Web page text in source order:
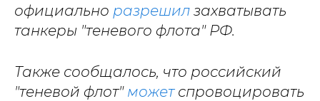
официально разрешил захватывать
танкеры "теневого флота" РФ.
Также сообщалось, что российский
"теневой флот" можетспровоцировать